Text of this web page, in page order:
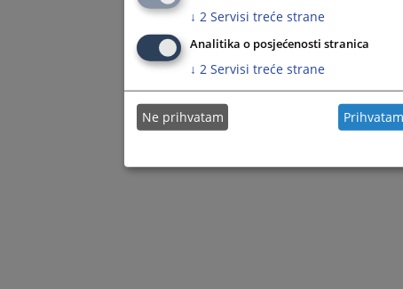
↓ 2 Servisi treće strane
Analitika o posjećenosti stranica
↓ 2 Servisi treće strane
Ne prihvatam